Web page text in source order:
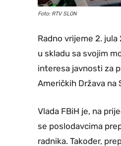
Foto: RTV SLON
Radno vrijeme 2.
u skladu sa svojim
interesa javnosti za
Američkih Država
Vlada FBiH je, na
se poslodavcima
radnika. Također,